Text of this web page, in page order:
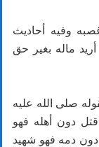
وفيه أحاديث
ماله بغير حق
صلى الله عليه
دون أهله فهو
دمه فهو شهيد